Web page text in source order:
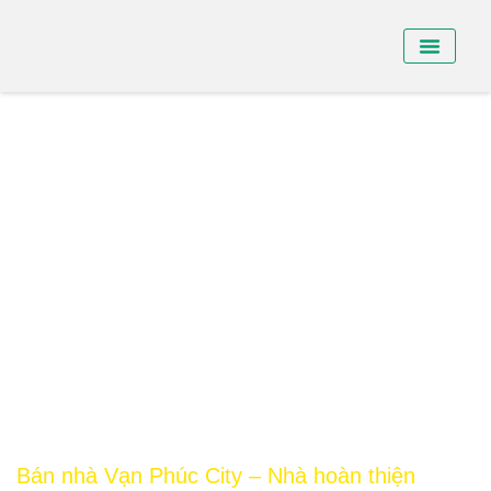
Bán nhà Vạn Phúc City – Nhà hoàn thiện